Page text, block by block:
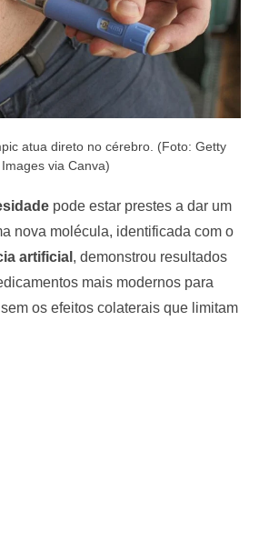
atua direto no cérebro. (Foto: Getty
Images via Canva)
pode estar prestes a dar um
nova molécula, identificada com o
artificial , demonstrou resultados
mais modernos para
os efeitos colaterais que limitam